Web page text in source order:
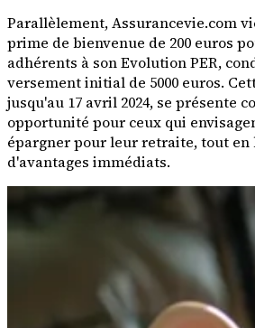
Parallèlement, Assurancevie.com
prime de bienvenue de 200 euros
adhérents à son Evolution PER,
versement initial de 5000 euros.
jusqu'au 17 avril 2024, se présente
opportunité pour ceux qui
épargner pour leur retraite, tout en
d'avantages immédiats.